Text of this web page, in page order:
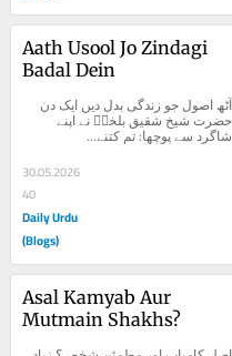
Aath Usool Jo Zindagi
Badal Dein
شاگرد سے پوچھا: تم کتنے...
30.05.2026
40
Daily Urdu
(Blogs)
Asal Kamyab Aur
Mutmain Shakhs?